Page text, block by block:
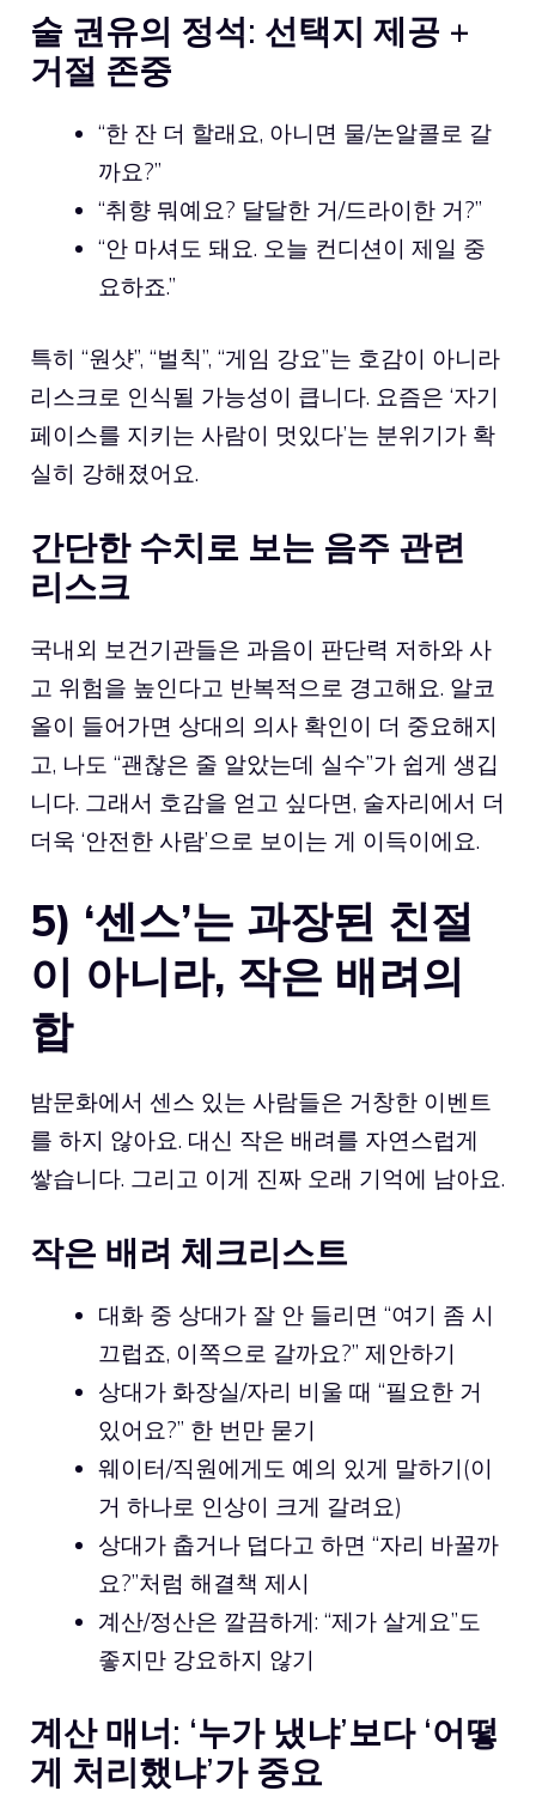
술 권유의 정석: 선택지 제공 +
거절 존중
“한 잔 더 할래요, 아니면 물/논알콜로 갈
까요?”
“취향 뭐예요? 달달한 거/드라이한 거?”
“안 마셔도 돼요. 오늘 컨디션이 제일 중
요하죠.”
특히 “원샷”, “벌칙”, “게임 강요”는 호감이 아니라
리스크로 인식될 가능성이 큽니다. 요즘은 ‘자기
페이스를 지키는 사람이 멋있다’는 분위기가 확
실히 강해졌어요.
간단한 수치로 보는 음주 관련
리스크
국내외 보건기관들은 과음이 판단력 저하와 사
고 위험을 높인다고 반복적으로 경고해요. 알코
올이 들어가면 상대의 의사 확인이 더 중요해지
고, 나도 “괜찮은 줄 알았는데 실수”가 쉽게 생깁
니다. 그래서 호감을 얻고 싶다면, 술자리에서 더
더욱 ‘안전한 사람’으로 보이는 게 이득이에요.
5) ‘센스’는 과장된 친절
이 아니라, 작은 배려의
합
밤문화에서 센스 있는 사람들은 거창한 이벤트
를 하지 않아요. 대신 작은 배려를 자연스럽게
쌓습니다. 그리고 이게 진짜 오래 기억에 남아요.
작은 배려 체크리스트
대화 중 상대가 잘 안 들리면 “여기 좀 시
끄럽죠, 이쪽으로 갈까요?” 제안하기
상대가 화장실/자리 비울 때 “필요한 거
있어요?” 한 번만 묻기
웨이터/직원에게도 예의 있게 말하기(이
거 하나로 인상이 크게 갈려요)
상대가 춥거나 덥다고 하면 “자리 바꿀까
요?”처럼 해결책 제시
계산/정산은 깔끔하게: “제가 살게요”도
좋지만 강요하지 않기
계산 매너: ‘누가 냈냐’보다 ‘어떻
게 처리했냐’가 중요